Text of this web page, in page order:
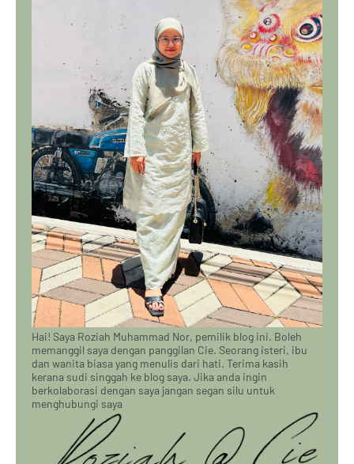
Hai! Saya Roziah Muhammad Nor, pemilik blog ini. Boleh
memanggil saya dengan panggilan Cie. Seorang isteri, ibu
dan wanita biasa yang menulis dari hati. Terima kasih
kerana sudi singgah ke blog saya. Jika anda ingin
berkolaborasi dengan saya jangan segan silu untuk
menghubungi saya